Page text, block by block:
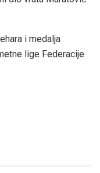
i medalja
lige Federacije